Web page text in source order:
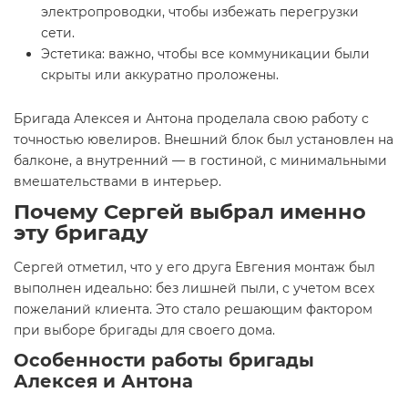
электропроводки, чтобы избежать перегрузки
сети.
Эстетика: важно, чтобы все коммуникации были
скрыты или аккуратно проложены.
Бригада Алексея и Антона проделала свою работу с
точностью ювелиров. Внешний блок был установлен на
балконе, а внутренний — в гостиной, с минимальными
вмешательствами в интерьер.
Почему Сергей выбрал именно
эту бригаду
Сергей отметил, что у его друга Евгения монтаж был
выполнен идеально: без лишней пыли, с учетом всех
пожеланий клиента. Это стало решающим фактором
при выборе бригады для своего дома.
Особенности работы бригады
Алексея и Антона